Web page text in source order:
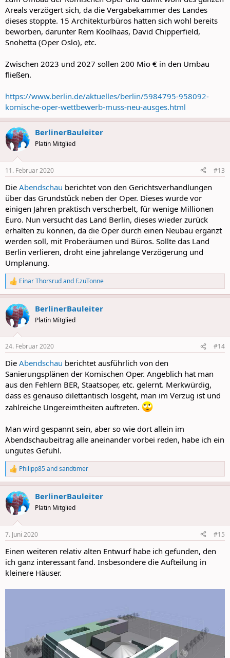
Areals verzögert sich, da die Vergabekammer des Landes
dieses stoppte. 15 Architekturbüros hatten sich wohl bereits
beworben, darunter Rem Koolhaas, David Chipperfield,
Snohetta (Oper Oslo), etc.
Zwischen 2023 und 2027 sollen 200 Mio € in den Umbau
fließen.
https://www.berlin.de/aktuelles/berlin/5984795-958092-
komische-oper-wettbewerb-muss-neu-ausges.html
BerlinerBauleiter
Platin Mitglied
11. Februar 2020 #13
Die Abendschau berichtet von den Gerichtsverhandlungen
über das Grundstück neben der Oper. Dieses wurde vor
einigen Jahren praktisch verscherbelt, für wenige Millionen
Euro. Nun versucht das Land Berlin, dieses wieder zurück
erhalten zu können, da die Oper durch einen Neubau ergänzt
werden soll, mit Proberäumen und Büros. Sollte das Land
Berlin verlieren, droht eine jahrelange Verzögerung und
Umplanung.
R
e
a
c
t
i
s
Einar Thorsrudand F.zuTonne
BerlinerBauleiter
Platin Mitglied
24. Februar 2020 #14
Die Abendschau berichtet ausführlich von den
Sanierungsplänen der Komischen Oper. Angeblich hat man
aus den Fehlern BER, Staatsoper, etc. gelernt. Merkwürdig,
dass es genauso dilettantisch losgeht, man im Verzug ist und
zahlreiche Ungereimtheiten auftreten.
Man wird gespannt sein, aber so wie dort allein im
Abendschaubeitrag alle aneinander vorbei reden, habe ich ein
ungutes Gefühl.
R
e
a
c
t
i
s
Philipp85andsandtimer
BerlinerBauleiter
Platin Mitglied
7. Juni 2020 #15
Einen weiteren relativ alten Entwurf habe ich gefunden, den
ich ganz interessant fand. Insbesondere die Aufteilung in
kleinere Häuser.